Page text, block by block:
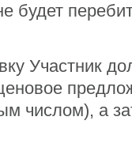
будет
Участник
числом), а